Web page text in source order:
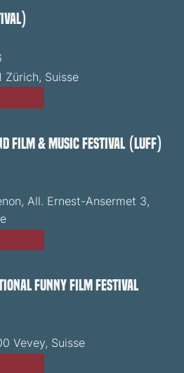
Zürich, Suisse
Film & Music Festival (LUFF)
All. Ernest-Ansermet 3,
Funny Film Festival
Vevey, Suisse